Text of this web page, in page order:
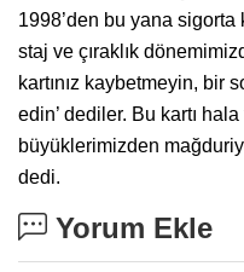
1998’den bu yana sigorta
staj ve çıraklık
kartınız kaybetmeyin, bir
edin’ dediler. Bu kartı
büyüklerimizden
dedi.
Yorum Ekle